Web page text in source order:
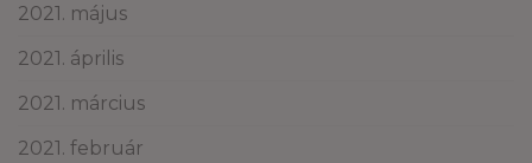
2021. május
2021. április
2021. március
2021. február